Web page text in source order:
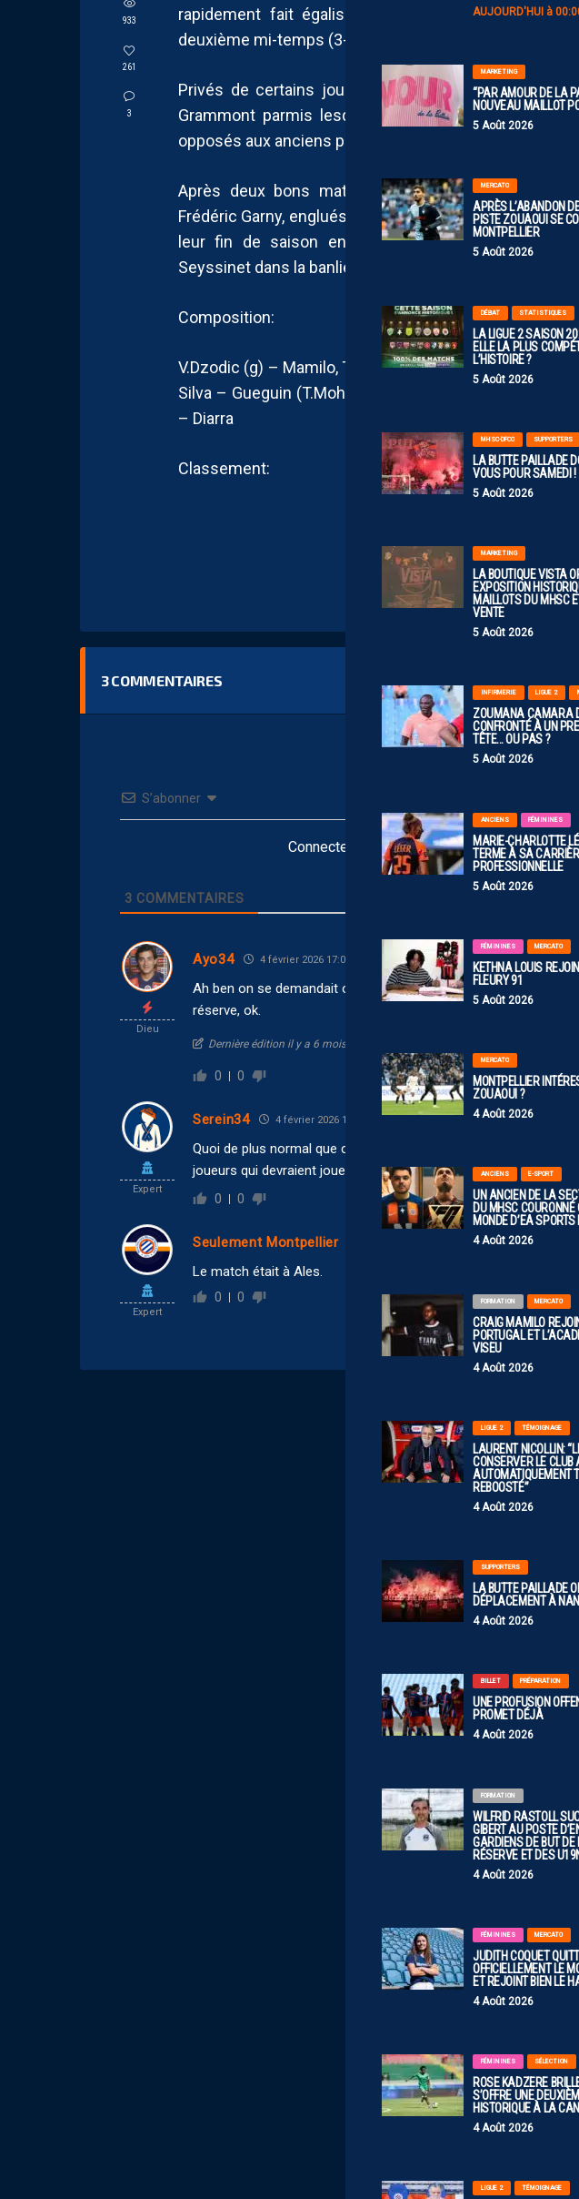
AUJOURD'HUI à
MARKETING
“PAR AMOUR DE LA
NOUVEAU MAILLOT
5 Août 2026
MERCATO
APRÈS L’ABANDON
PISTE ZOUAOUI SE
MONTPELLIER
5 Août 2026
DÉBAT STATISTIQUES
LA LIGUE 2 SAISON
ELLE LA PLUS
L’HISTOIRE ?
5 Août 2026
MHSC-DFCO SUPPORTERS
LA BUTTE PAILLADE
VOUS POUR SAMEDI !
5 Août 2026
MARKETING
LA BOUTIQUE VISTA
EXPOSITION
MAILLOTS DU MHSC
VENTE
5 Août 2026
INFIRMERIE LIGUE 2
ZOUMANA CAMARA
CONFRONTÉ À UN
TÊTE… OU PAS ?
5 Août 2026
ANCIENS FÉMININES
MARIE-CHARLOTTE
TERME À SA
PROFESSIONNELLE
5 Août 2026
FÉMININES MERCATO
KETHNA LOUIS
FLEURY 91
5 Août 2026
MERCATO
MONTPELLIER
ZOUAOUI ?
4 Août 2026
ANCIENS E-SPORT
UN ANCIEN DE LA
DU MHSC
MONDE D’EA SPORTS
4 Août 2026
FORMATION MERCATO
CRAIG MAMILO
PORTUGAL ET
VISEU
4 Août 2026
LIGUE 2 TÉMOIGNAGE
LAURENT NICOLLIN:
CONSERVER LE CLUB
AUTOMATIQUEMENT
REBOOSTÉ”
4 Août 2026
SUPPORTERS
LA BUTTE PAILLADE
DÉPLACEMENT À
4 Août 2026
BILLET PRÉPARATION
UNE PROFUSION
PROMET DÉJÀ
4 Août 2026
FORMATION
WILFRID RASTOLL
GIBERT AU POSTE
GARDIENS DE BUT DE
RÉSERVE ET DES
4 Août 2026
FÉMININES MERCATO
JUDITH COQUET
OFFICIELLEMENT LE
ET REJOINT BIEN LE
4 Août 2026
FÉMININES SÉLECTION
ROSE KADZERE
S’OFFRE UNE
HISTORIQUE À LA
4 Août 2026
LIGUE 2 TÉMOIGNAGE
933
261
3
rapidement fait égaliser avant d’encaisser deux
deuxième mi-temps (3-1).
Privés de certains joueurs mobilisés en
Grammont parmis lesquels ont évolué les pros
opposés aux anciens pailladins Jeffrey Assoumin et
Après deux bons matchs nuls contre Marseille et
Frédéric Garny, englués dans le ventre mou, tenteront
leur fin de saison en se déplaçant de nouveau
Seyssinet dans la banlieue grenobloise.
Composition:
V.Dzodic (g) – Mamilo, Tognarelli (Ndollo-Bille),
Silva – Gueguin (T.Mohammed), Vidal-Cartoux
– Diarra
Classement:
3COMMENTAIRES
S’abonner
Connectez-vous pour poster un commentaire
3 COMMENTAIRES
Dieu
Ayo34 4 février 2026 17:05
Ah ben on se demandait où était passé Gueguin depuis
réserve, ok.
Dernière édition il y a 6 mois par Ayo34
0 0
Expert
Serein34 4 février 2026 16:59
Quoi de plus normal que cette équipe n’est pas de résultats
joueurs qui devraient jouer en réserve …Sont utilisés en équipe
0 0
Expert
Seulement Montpellier
Le match était à Ales.
0 0